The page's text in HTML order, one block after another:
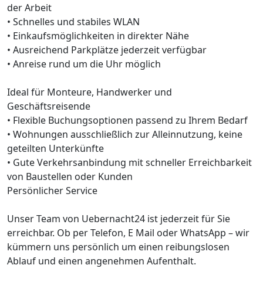
der Arbeit
• Schnelles und stabiles WLAN
• Einkaufsmöglichkeiten in direkter Nähe
• Ausreichend Parkplätze jederzeit verfügbar
• Anreise rund um die Uhr möglich
Ideal für Monteure, Handwerker und
Geschäftsreisende
• Flexible Buchungsoptionen passend zu Ihrem Bedarf
• Wohnungen ausschließlich zur Alleinnutzung, keine
geteilten Unterkünfte
• Gute Verkehrsanbindung mit schneller Erreichbarkeit
von Baustellen oder Kunden
Persönlicher Service
Unser Team von Uebernacht24 ist jederzeit für Sie
erreichbar. Ob per Telefon, E Mail oder WhatsApp – wir
kümmern uns persönlich um einen reibungslosen
Ablauf und einen angenehmen Aufenthalt.